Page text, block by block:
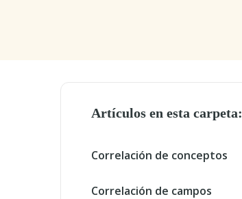
Artículos en esta carpeta:
Correlación de conceptos
Correlación de campos